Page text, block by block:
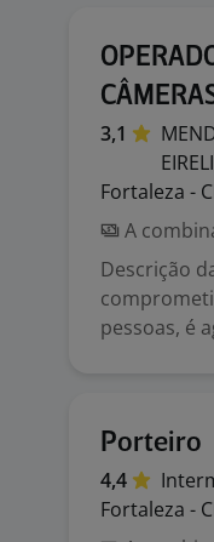
3,1
EIRELI
Fortaleza -
A
Descrição
pessoas, é
Porteiro
4,4
Fortaleza -